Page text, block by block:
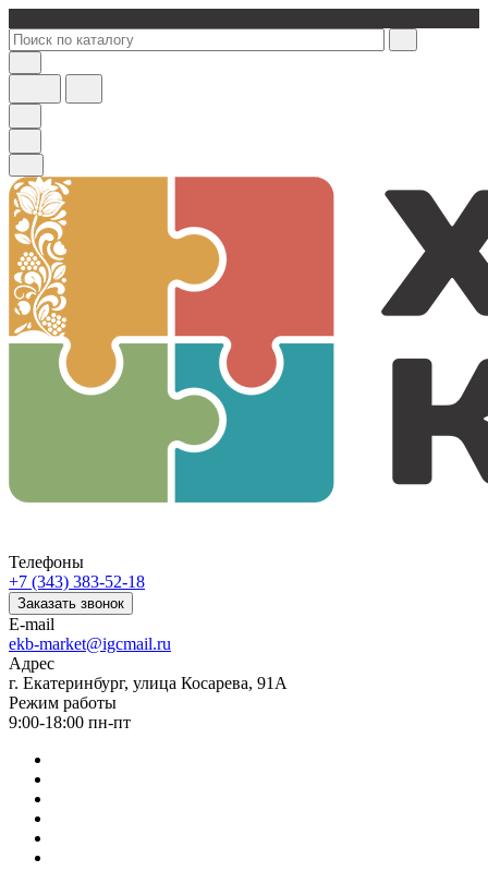
Телефоны
+7 (343) 383-52-18
Заказать звонок
E-mail
ekb-market@igcmail.ru
Адрес
г. Екатеринбург, улица Косарева, 91А
Режим работы
9:00-18:00 пн-пт